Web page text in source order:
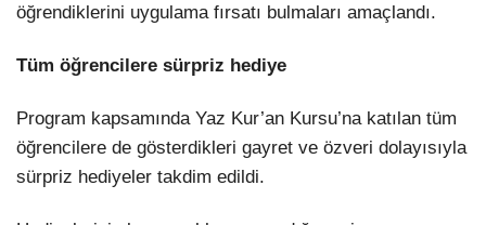
öğrendiklerini uygulama fırsatı bulmaları amaçlandı.
Tüm öğrencilere sürpriz hediye
Program kapsamında Yaz Kur’an Kursu’na katılan tüm
öğrencilere de gösterdikleri gayret ve özveri dolayısıyla
sürpriz hediyeler takdim edildi.